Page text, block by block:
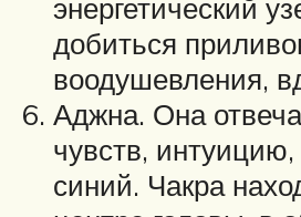
энергетический
добиться
воодушевления,
Аджна. Она
чувств,
синий. Чакра